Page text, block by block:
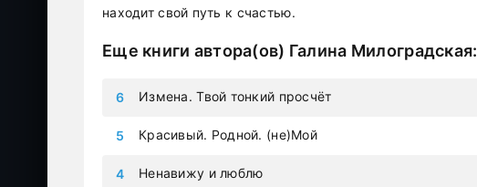
находит свой путь к счастью.
Еще книги автора(ов) Галина Милоградская:
Ненавижу и люблю
Красивый. Родной. (не)Мой
Измена. Твой тонкий просчёт